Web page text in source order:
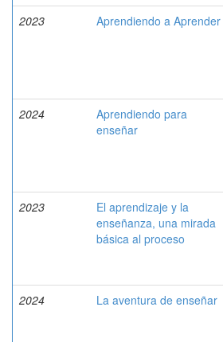
2023 Aprendiendo a Aprender
2024
Aprendiendo para
enseñar
2023
El aprendizaje y la
enseñanza, una mirada
básica al proceso
2024
La aventura de enseñar